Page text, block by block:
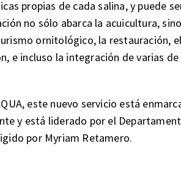
propias de cada salina, y puede
no sólo abarca la acuicultura,
ornitológico, la restauración,
e incluso la integración de varias
este nuevo servicio está
y está liderado por el
por Myriam Retamero.